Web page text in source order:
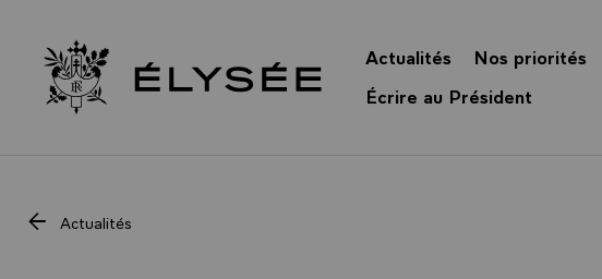
Retour à l’accueil Élysée
Actualités Nos priorités
Écrire au Président
Actualités